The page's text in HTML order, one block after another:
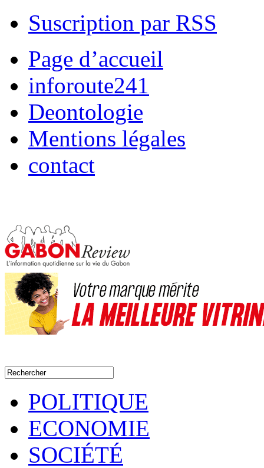
Suscription par RSS
Page d’accueil
inforoute241
Deontologie
Mentions légales
contact
POLITIQUE
ECONOMIE
SOCIÉTÉ